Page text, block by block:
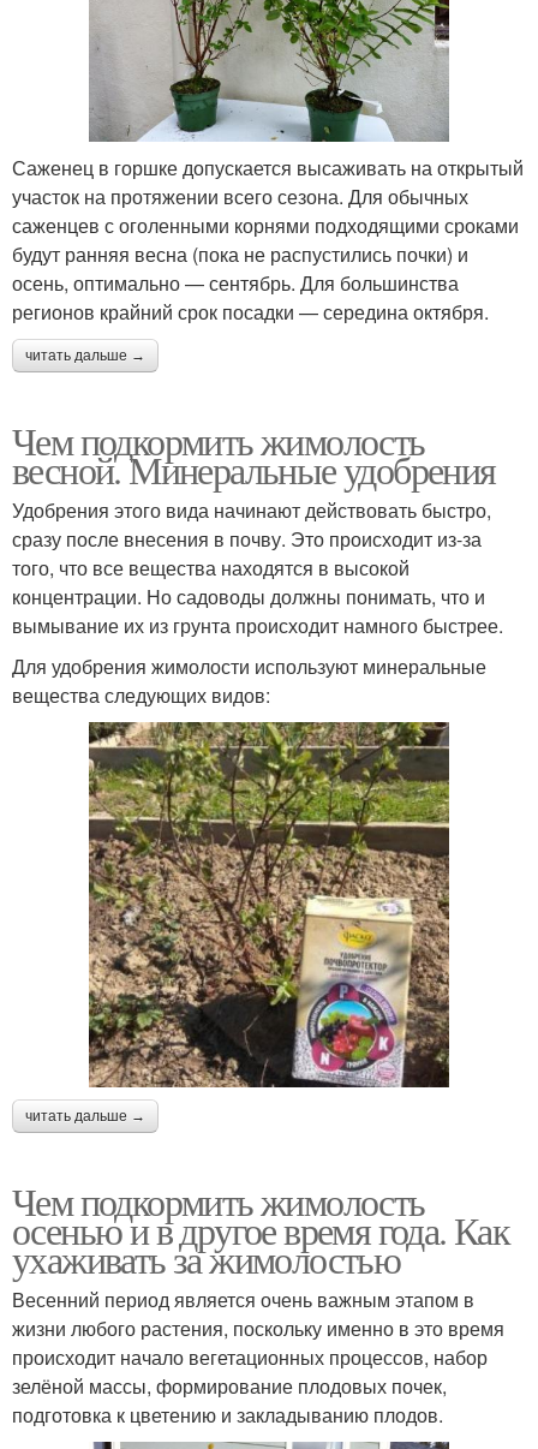
Саженец в горшке допускается высаживать на открытый
участок на протяжении всего сезона. Для обычных
саженцев с оголенными корнями подходящими сроками
будут ранняя весна (пока не распустились почки) и
осень, оптимально — сентябрь. Для большинства
регионов крайний срок посадки — середина октября.
читать дальше →
Чем подкормить жимолость
весной. Минеральные удобрения
Удобрения этого вида начинают действовать быстро,
сразу после внесения в почву. Это происходит из-за
того, что все вещества находятся в высокой
концентрации. Но садоводы должны понимать, что и
вымывание их из грунта происходит намного быстрее.
Для удобрения жимолости используют минеральные
вещества следующих видов:
читать дальше →
Чем подкормить жимолость
осенью и в другое время года. Как
ухаживать за жимолостью
Весенний период является очень важным этапом в
жизни любого растения, поскольку именно в это время
происходит начало вегетационных процессов, набор
зелёной массы, формирование плодовых почек,
подготовка к цветению и закладыванию плодов.